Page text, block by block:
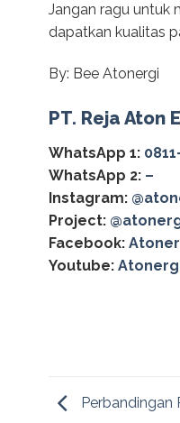
Jangan ragu untuk
dapatkan kualitas
By: Bee Atonergi
PT. Reja Aton
WhatsApp 1:
WhatsApp 2: –
Instagram:
Project:
Facebook:
Youtube:
Perbandingan